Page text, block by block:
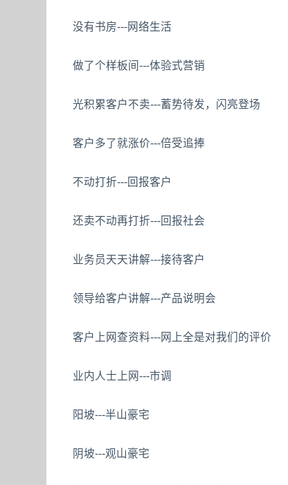
没有书房---网络生活
做了个样板间---体验式营销
光积累客户不卖---蓄势待发，闪亮登场
客户多了就涨价---倍受追捧
不动打折---回报客户
还卖不动再打折---回报社会
业务员天天讲解---接待客户
领导给客户讲解---产品说明会
客户上网查资料---网上全是对我们的评价
业内人士上网---市调
阳坡---半山豪宅
阴坡---观山豪宅